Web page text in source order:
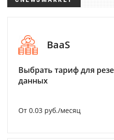
BaaS
Выбрать тариф для
данных
От 0.03 руб./месяц